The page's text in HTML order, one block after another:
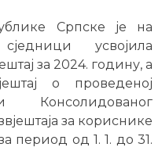
Српске је на
усвојила
за 2024. годину, а
о проведеној
Консолидованог
за кориснике
период од 1. 1. до 31.